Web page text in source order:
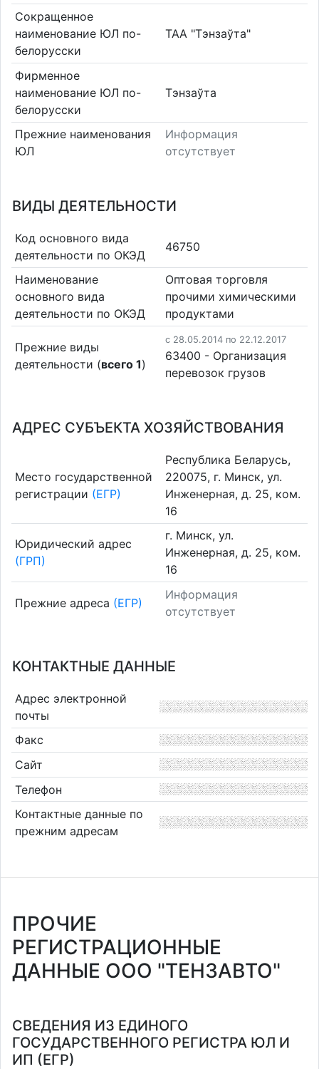
Сокращенное
наименование ЮЛ по-
белорусски
ТАА "Тэнзаўта"
Фирменное
наименование ЮЛ по-
белорусски
Тэнзаўта
Прежние наименования
ЮЛ
Информация
отсутствует
ВИДЫ ДЕЯТЕЛЬНОСТИ
Код основного вида
деятельности по ОКЭД
46750
Наименование
основного вида
деятельности по ОКЭД
Оптовая торговля
прочими химическими
продуктами
Прежние виды
деятельности (всего 1)
c 28.05.2014 по 22.12.2017
63400 - Организация
перевозок грузов
АДРЕС СУБЪЕКТА ХОЗЯЙСТВОВАНИЯ
Место государственной
регистрации (ЕГР)
Республика Беларусь,
220075, г. Минск, ул.
Инженерная, д. 25, ком.
16
Юридический адрес
(ГРП)
г. Минск, ул.
Инженерная, д. 25, ком.
16
Прежние адреса (ЕГР)
Информация
отсутствует
КОНТАКТНЫЕ ДАННЫЕ
Адрес электронной
почты
Факс
Сайт
Телефон
Контактные данные по
прежним адресам
ПРОЧИЕ
РЕГИСТРАЦИОННЫЕ
ДАННЫЕ ООО "ТЕНЗАВТО"
СВЕДЕНИЯ ИЗ ЕДИНОГО
ГОСУДАРСТВЕННОГО РЕГИСТРА ЮЛ И
ИП (ЕГР)